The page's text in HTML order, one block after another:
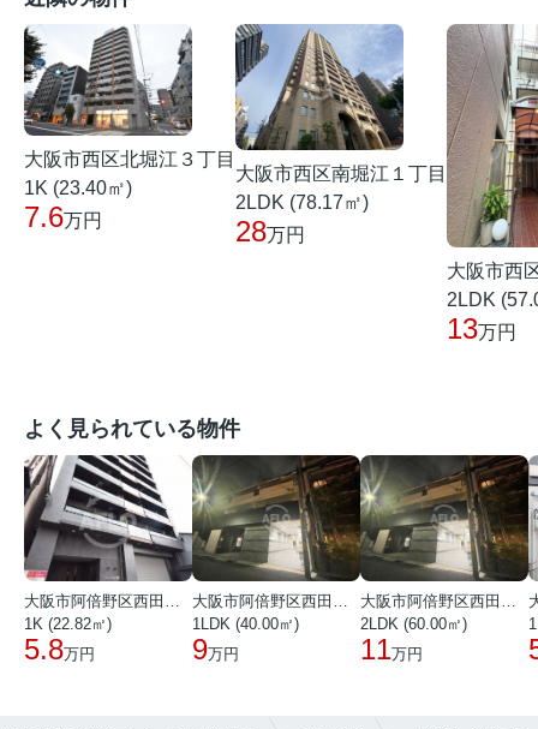
大阪市西区北堀江３丁目
1K (23.40㎡)
7.6万円
大阪市西区南堀江１丁目
2LDK (78.17㎡)
28万円
大阪市西
2LDK
13万円
よく見られている物件
大阪市阿倍野区西田辺町１丁目
1K (22.82㎡)
5.8万円
大阪市阿倍野区西田辺町１丁目
1LDK (40.00㎡)
9万円
大阪市阿倍野区西田辺町１丁目
2LDK (60.00㎡)
11万円